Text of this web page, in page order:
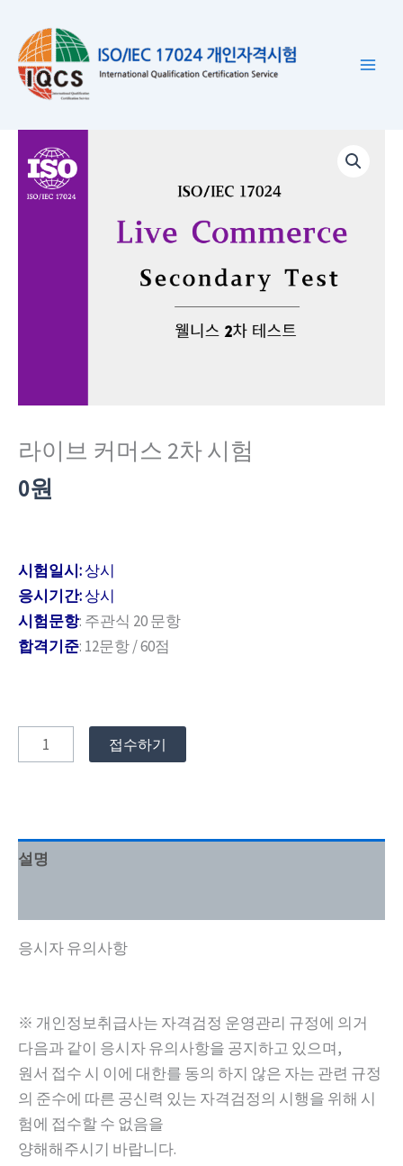
라이브 커머스 2차 시험
0원
시험일시:상시
응시기간:상시
시험문항: 주관식 20 문항
합격기준: 12문항 / 60점
이
브
접수하기
설명
응시자 유의사항
※ 개인정보취급사는 자격검정 운영관리 규정에 의거
다음과 같이 응시자 유의사항을 공지하고 있으며,
원서 접수 시 이에 대한를 동의 하지 않은 자는 관련 규정
의 준수에 따른 공신력 있는 자격검정의 시행을 위해 시
험에 접수할 수 없음을
양해해주시기 바랍니다.